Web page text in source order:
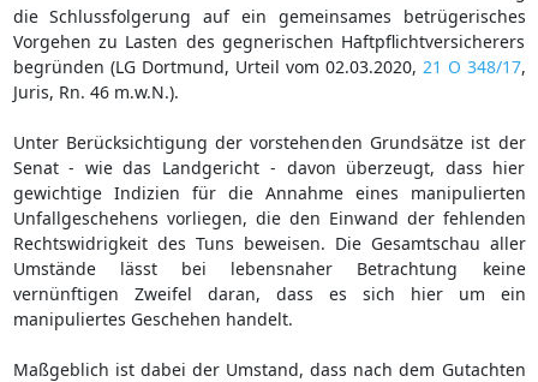
die Schlussfolgerung auf ein gemeinsames betrügerisches
Vorgehen zu Lasten des gegnerischen Haftpflichtversicherers
begründen (LG Dortmund, Urteil vom 02.03.2020, 21 O 348/17,
Juris, Rn. 46 m.w.N.).
Unter Berücksichtigung der vorstehenden Grundsätze ist der
Senat - wie das Landgericht - davon überzeugt, dass hier
gewichtige Indizien für die Annahme eines manipulierten
Unfallgeschehens vorliegen, die den Einwand der fehlenden
Rechtswidrigkeit des Tuns beweisen. Die Gesamtschau aller
Umstände lässt bei lebensnaher Betrachtung keine
vernünftigen Zweifel daran, dass es sich hier um ein
manipuliertes Geschehen handelt.
Maßgeblich ist dabei der Umstand, dass nach dem Gutachten